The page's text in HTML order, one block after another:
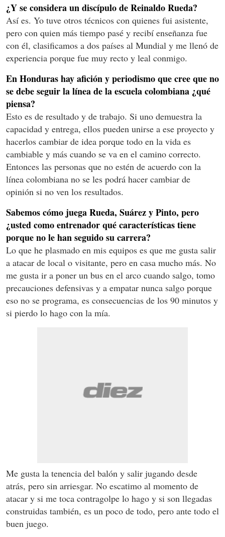
¿Y se considera un discípulo de Reinaldo Rueda?
Así es. Yo tuve otros técnicos con quienes fui asistente,
pero con quien más tiempo pasé y recibí enseñanza fue
con él, clasificamos a dos países al Mundial y me llenó de
experiencia porque fue muy recto y leal conmigo.
En Honduras hay afición y periodismo que cree que no
se debe seguir la línea de la escuela colombiana ¿qué
piensa?
Esto es de resultado y de trabajo. Si uno demuestra la
capacidad y entrega, ellos pueden unirse a ese proyecto y
hacerlos cambiar de idea porque todo en la vida es
cambiable y más cuando se va en el camino correcto.
Entonces las personas que no estén de acuerdo con la
línea colombiana no se les podrá hacer cambiar de
opinión si no ven los resultados.
Sabemos cómo juega Rueda, Suárez y Pinto, pero
¿usted como entrenador qué características tiene
porque no le han seguido su carrera?
Lo que he plasmado en mis equipos es que me gusta salir
a atacar de local o visitante, pero en casa mucho más. No
me gusta ir a poner un bus en el arco cuando salgo, tomo
precauciones defensivas y a empatar nunca salgo porque
eso no se programa, es consecuencias de los 90 minutos y
si pierdo lo hago con la mía.
Me gusta la tenencia del balón y salir jugando desde
atrás, pero sin arriesgar. No escatimo al momento de
atacar y si me toca contragolpe lo hago y si son llegadas
construidas también, es un poco de todo, pero ante todo el
buen juego.